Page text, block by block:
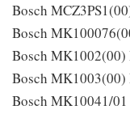
Bosch
Bosch
Bosch
Bosch
Bosch MK10041/